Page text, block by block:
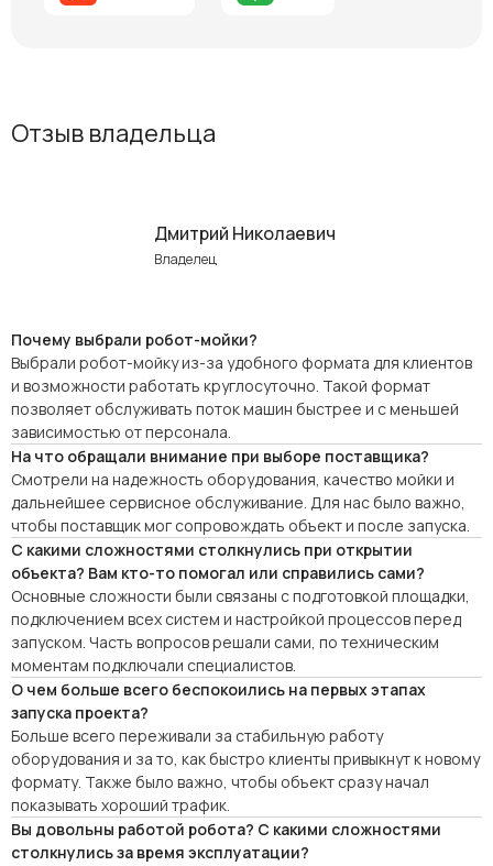
Дмитрий Николаевич
Владелец
Отзыв владельца
Почему выбрали робот-мойки?
Выбрали робот-мойку из-за удобного формата для клиентов
и возможности работать круглосуточно. Такой формат
позволяет обслуживать поток машин быстрее и с меньшей
зависимостью от персонала.
На что обращали внимание при выборе поставщика?
Смотрели на надежность оборудования, качество мойки и
дальнейшее сервисное обслуживание. Для нас было важно,
чтобы поставщик мог сопровождать объект и после запуска.
С какими сложностями столкнулись при открытии
объекта? Вам кто-то помогал или справились сами?
Основные сложности были связаны с подготовкой площадки,
подключением всех систем и настройкой процессов перед
запуском. Часть вопросов решали сами, по техническим
моментам подключали специалистов.
О чем больше всего беспокоились на первых этапах
запуска проекта?
Больше всего переживали за стабильную работу
оборудования и за то, как быстро клиенты привыкнут к новому
формату. Также было важно, чтобы объект сразу начал
показывать хороший трафик.
Вы довольны работой робота? С какими сложностями
столкнулись за время эксплуатации?